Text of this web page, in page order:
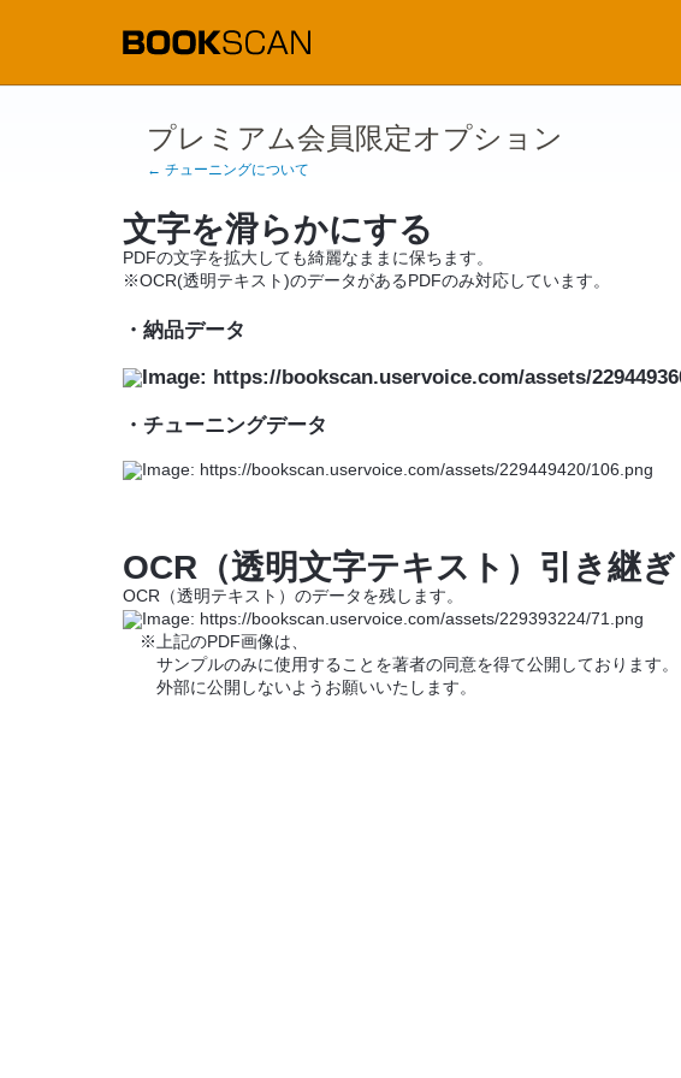
プレミアム会員限定オプション
← チューニングについて
文字を滑らかにする
PDFの文字を拡大しても綺麗なままに保ちます。
※OCR(透明テキスト)のデータがあるPDFのみ対応しています。
・納品データ
・チューニングデータ
OCR（透明文字テキスト）引き継ぎ
OCR（透明テキスト）のデータを残します。
※上記のPDF画像は、
サンプルのみに使用することを著者の同意を得て公開しております。
外部に公開しないようお願いいたします。